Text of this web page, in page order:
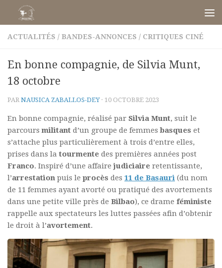
Skip to content
ACTUALITÉS / BANDES-ANNONCES / CRITIQUES CINÉ
En bonne compagnie, de Silvia Munt,
18 octobre
PAR NAUSICA ZABALLOS-DEY · 10 OCTOBRE 2023
En bonne compagnie, réalisé par Silvia Munt, suit le
parcoursmilitant d’un groupe de femmesbasques et
s’attache plus particulièrement à trois d’entre elles,
prises dans la tourmente des premières années post
Franco. Inspiré d’une affairejudiciaire retentissante,
l’arrestation puis le procès des 11 de Basauri (du nom
de 11 femmes ayant avorté ou pratiqué des avortements
dans une petite ville près de Bilbao), ce drame féministe
rappelle aux spectateurs les luttes passées afin d’obtenir
le droit à l’avortement.